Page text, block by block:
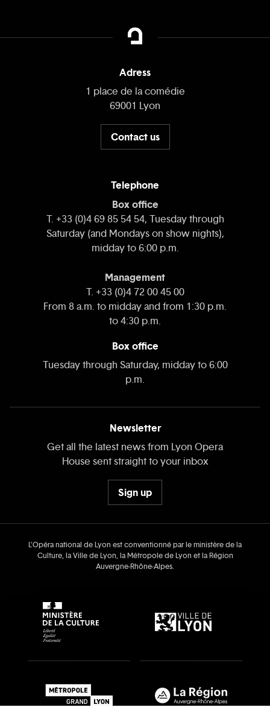
Adress
1 place de la comédie
69001 Lyon
Contact us
Telephone
Box office
T. +33 (0)4 69 85 54 54, Tuesday through
Saturday (and Mondays on show nights),
midday to 6:00 p.m.
Management
T. +33 (0)4 72 00 45 00
From 8 a.m. to midday and from 1:30 p.m.
to 4:30 p.m.
Box office
Tuesday through Saturday, midday to 6:00
p.m.
Newsletter
Get all the latest news from Lyon Opera
House sent straight to your inbox
Sign up
L’Opéra national de Lyon est conventionné par le ministère de la
Culture, la Ville de Lyon, la Métropole de Lyon et la Région
Auvergne‑Rhône‑Alpes.